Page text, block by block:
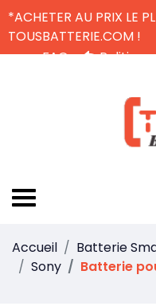
*ACHETER AU PRIX LE
TOUSBATTERIE.COM !
FAQ
Accueil
Batterie
Sony
Batterie